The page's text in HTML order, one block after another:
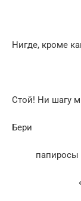
мне
Нигде, кроме
в
Стой! Ни шагу
Бери
папиросы